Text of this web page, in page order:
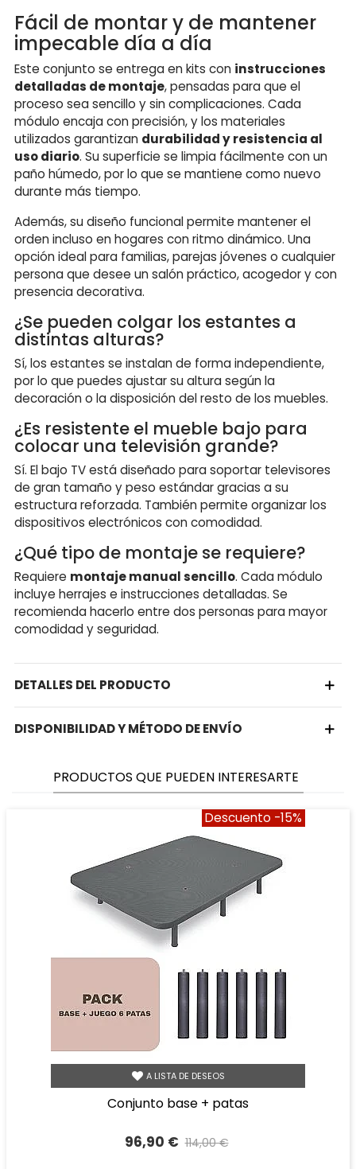
Fácil de montar y de mantener
impecable día a día
Este conjunto se entrega en kits con instrucciones
detalladas de montaje, pensadas para que el
proceso sea sencillo y sin complicaciones. Cada
módulo encaja con precisión, y los materiales
utilizados garantizan durabilidad y resistencia al
uso diario. Su superficie se limpia fácilmente con un
paño húmedo, por lo que se mantiene como nuevo
durante más tiempo.
Además, su diseño funcional permite mantener el
orden incluso en hogares con ritmo dinámico. Una
opción ideal para familias, parejas jóvenes o cualquier
persona que desee un salón práctico, acogedor y con
presencia decorativa.
¿Se pueden colgar los estantes a
distintas alturas?
Sí, los estantes se instalan de forma independiente,
por lo que puedes ajustar su altura según la
decoración o la disposición del resto de los muebles.
¿Es resistente el mueble bajo para
colocar una televisión grande?
Sí. El bajo TV está diseñado para soportar televisores
de gran tamaño y peso estándar gracias a su
estructura reforzada. También permite organizar los
dispositivos electrónicos con comodidad.
¿Qué tipo de montaje se requiere?
Requiere montaje manual sencillo. Cada módulo
incluye herrajes e instrucciones detalladas. Se
recomienda hacerlo entre dos personas para mayor
comodidad y seguridad.
DETALLES DEL PRODUCTO
DISPONIBILIDAD Y MÉTODO DE ENVÍO
PRODUCTOS QUE PUEDEN INTERESARTE
Descuento -15%
A LISTA DE DESEOS
conjunto base + patas
96,90 € 114,00 €